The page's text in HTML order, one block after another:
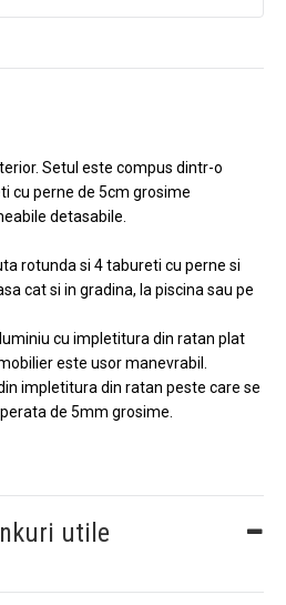
Setul este compus dintr-o
cu perne de 5cm grosime
detasabile.
rotunda si 4 tabureti cu perne si
cat si in gradina, la piscina sau pe
cu impletitura din ratan plat
este usor manevrabil.
impletitura din ratan peste care se
de 5mm grosime.
utile